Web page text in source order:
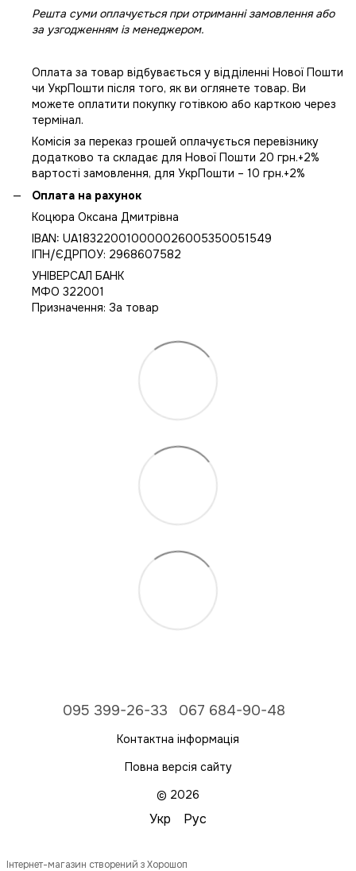
Решта суми оплачується при отриманні замовлення або
за узгодженням із менеджером.
Оплата за товар відбувається у відділенні Нової Пошти
чи УкрПошти після того, як ви оглянете товар. Ви
можете оплатити покупку готівкою або карткою через
термінал.
Комісія за переказ грошей оплачується перевізнику
додатково та складає для Нової Пошти 20 грн.+2%
вартості замовлення, для УкрПошти – 10 грн.+2%
Оплата на рахунок
Коцюра Оксана Дмитрівна
IBAN: UA183220010000026005350051549
IПН/ЄДРПОУ: 2968607582
УНІВЕРСАЛ БАНК
МФО 322001
Призначення: За товар
095 399-26-33 067 684-90-48
Контактна інформація
Повна версія сайту
© 2026
Укр Рус
Інтернет-магазин створений з Хорошоп